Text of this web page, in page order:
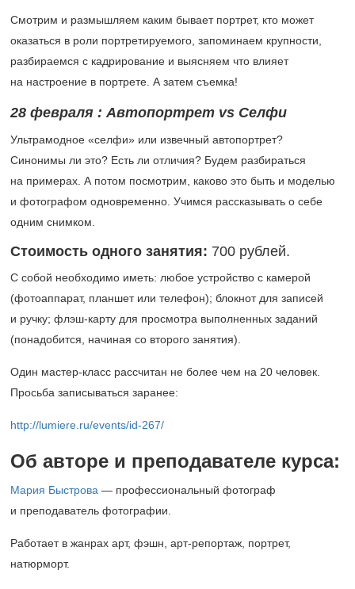
Смотрим и размышляем каким бывает портрет, кто может
оказаться в роли портретируемого, запоминаем крупности,
разбираемся с кадрирование и выясняем что влияет
на настроение в портрете. А затем съемка!
28 февраля : Автопортрет vs Селфи
Ультрамодное «селфи» или извечный автопортрет?
Синонимы ли это? Есть ли отличия? Будем разбираться
на примерах. А потом посмотрим, каково это быть и моделью
и фотографом одновременно. Учимся рассказывать о себе
одним снимком.
Стоимость одного занятия: 700 рублей.
С собой необходимо иметь: любое устройство с камерой
(фотоаппарат, планшет или телефон); блокнот для записей
и ручку; флэш-карту для просмотра выполненных заданий
(понадобится, начиная со второго занятия).
Один мастер-класс рассчитан не более чем на 20 человек.
Просьба записываться заранее:
http://lumiere.ru/events/id-267/
Об авторе и преподавателе курса:
Мария Быстрова — профессиональный фотограф
и преподаватель фотографии.
Работает в жанрах арт, фэшн, арт-репортаж, портрет,
натюрморт.